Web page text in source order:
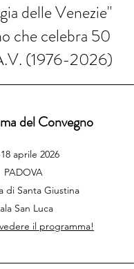
delle Venezie"
che celebra 50
(1976-2026)
del Convegno
aprile 2026
PADOVA
di Santa Giustina
San Luca
il programma!